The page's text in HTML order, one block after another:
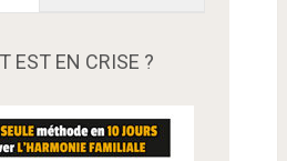
EST EN CRISE ?